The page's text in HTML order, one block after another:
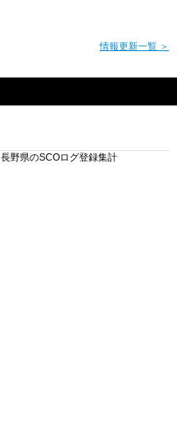
情報更新一覧 ＞
長野県のSCOログ登録集計